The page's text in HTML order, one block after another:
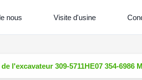
nous Visite d'usine
l'excavateur 309-5711HE07 354-